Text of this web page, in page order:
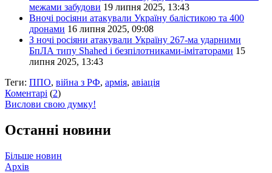
межами забудови 19 липня 2025, 13:43
Вночі росіяни атакували Україну балістикою та 400
дронами 16 липня 2025, 09:08
З ночі росіяни атакували Україну 267-ма ударними
БпЛА типу Shahed і безпілотниками-імітаторами 15
липня 2025, 13:43
Теги: ППО, війна з РФ, армія, авіація
Коментарі (2)
Вислови свою думку!
Останні новини
Більше новин
Архів